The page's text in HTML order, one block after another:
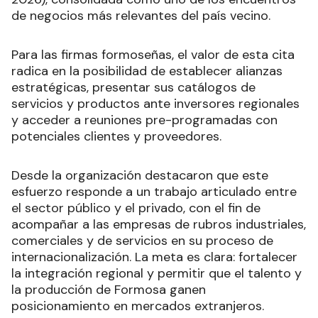
de negocios más relevantes del país vecino.
Para las firmas formoseñas, el valor de esta cita
radica en la posibilidad de establecer alianzas
estratégicas, presentar sus catálogos de
servicios y productos ante inversores regionales
y acceder a reuniones pre-programadas con
potenciales clientes y proveedores.
Desde la organización destacaron que este
esfuerzo responde a un trabajo articulado entre
el sector público y el privado, con el fin de
acompañar a las empresas de rubros industriales,
comerciales y de servicios en su proceso de
internacionalización. La meta es clara: fortalecer
la integración regional y permitir que el talento y
la producción de Formosa ganen
posicionamiento en mercados extranjeros.